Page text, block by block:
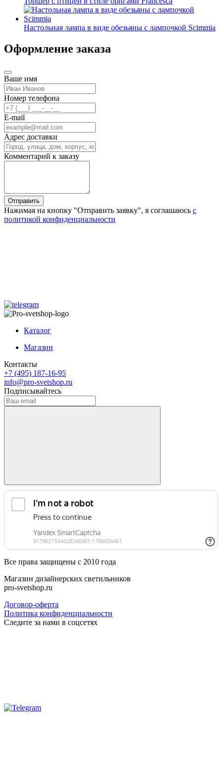
Настольная лампа в виде обезьяны с лампочкой Scimmia
Оформление заказа
Ваше имя
Номер телефона
E-mail
Адрес доставки
Комментарий к заказу
Отправить
Нажимая на кнопку "Отправить заявку", я соглашаюсь с
политикой конфиденциальности
Каталог
Магазин
Контакты
+7 (495) 187-16-95
info@pro-svetshop.ru
Подписывайтесь
Все права защищены с 2010 года
Магазин дизайнерских светильников
pro-svetshop.ru
Договор-оферта
Политика конфиденциальности
Следите за нами в соцсетях